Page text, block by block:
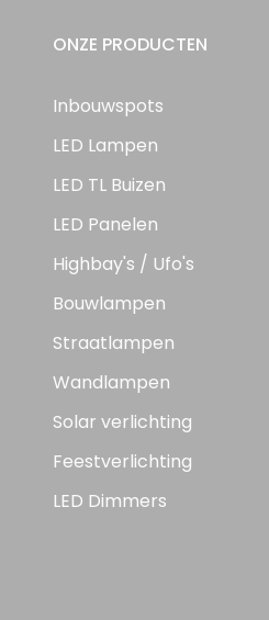
ONZE PRODUCTEN
Inbouwspots
LED Lampen
LED TL Buizen
LED Panelen
Highbay's / Ufo's
Bouwlampen
Straatlampen
Wandlampen
Solar verlichting
Feestverlichting
LED Dimmers